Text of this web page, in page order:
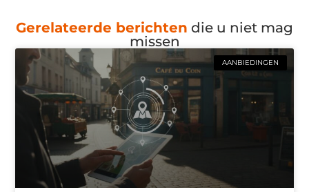
Gerelateerde berichten die u niet mag
missen
AANBIEDINGEN